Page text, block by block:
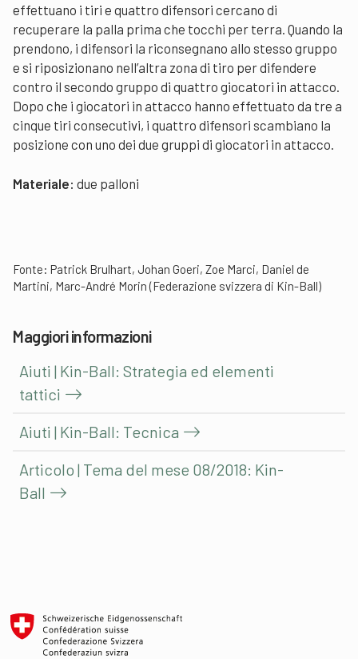
effettuano i tiri e quattro difensori cercano di
recuperare la palla prima che tocchi per terra. Quando la
prendono, i difensori la riconsegnano allo stesso gruppo
e si riposizionano nell’altra zona di tiro per difendere
contro il secondo gruppo di quattro giocatori in attacco.
Dopo che i giocatori in attacco hanno effettuato da tre a
cinque tiri consecutivi, i quattro difensori scambiano la
posizione con uno dei due gruppi di giocatori in attacco.
Materiale: due palloni
Fonte: Patrick Brulhart, Johan Goeri, Zoe Marci, Daniel de
Martini, Marc-André Morin (Federazione svizzera di Kin-Ball)
Maggiori informazioni
Aiuti | Kin-Ball: Strategia ed elementi
tattici
Aiuti | Kin-Ball: Tecnica
Articolo | Tema del mese 08/2018: Kin-
Ball